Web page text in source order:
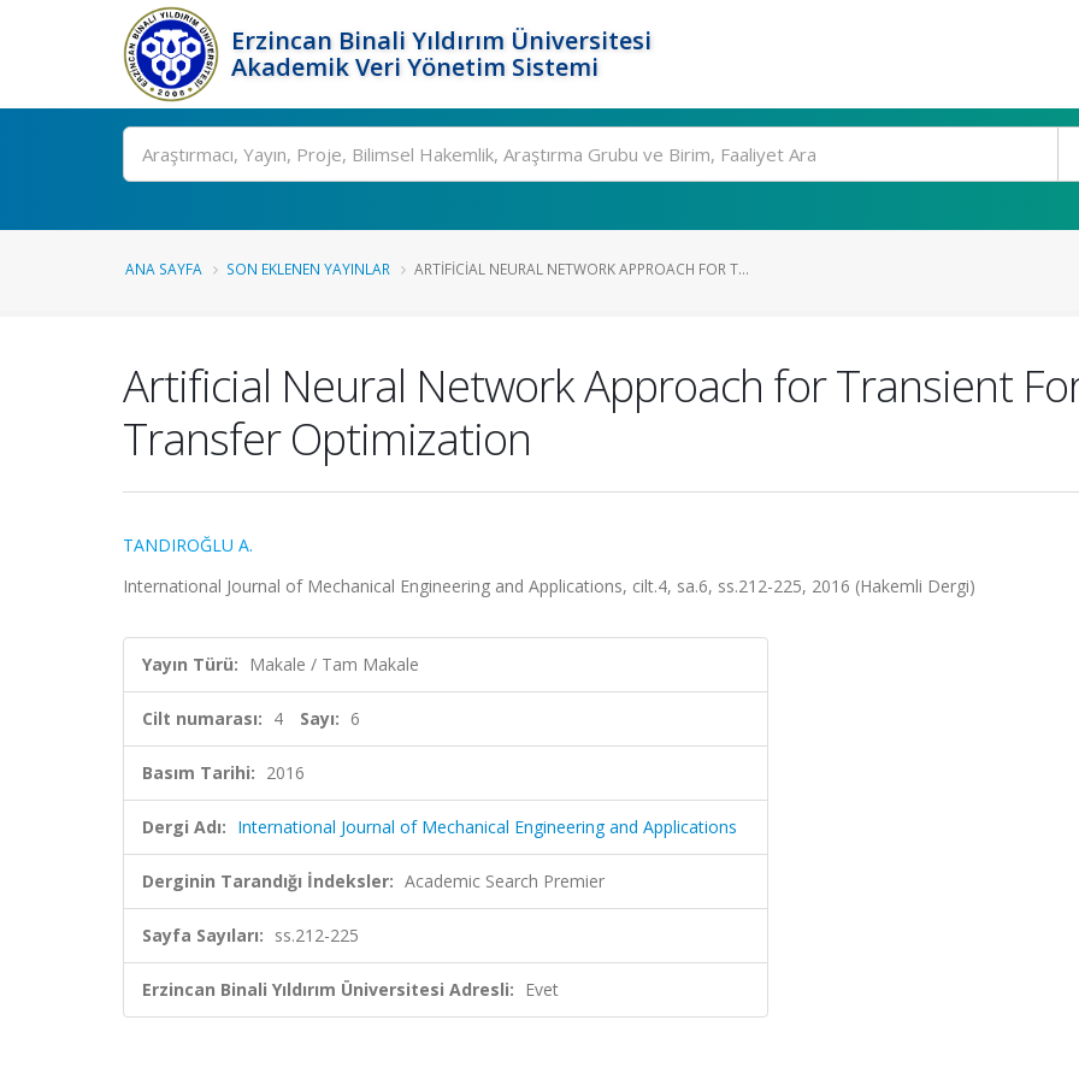
Erzincan Binali Yıldırım Üniversitesi
Akademik Veri Yönetim Sistemi
Ara
ANA SAYFA SON EKLENEN YAYINLAR ARTIFICIAL NEURAL NETWORK APPROACH FOR T...
Artificial Neural Network Approach for Transient
Transfer Optimization
TANDIROĞLU A.
International Journal of Mechanical Engineering and Applications, cilt.4, sa.6, ss.212-225, 2016 (Hakemli Dergi)
Yayın Türü: Makale / Tam Makale
Cilt numarası: 4 Sayı: 6
Basım Tarihi: 2016
Dergi Adı: International Journal of Mechanical Engineering and Applications
Derginin Tarandığı İndeksler: Academic Search Premier
Sayfa Sayıları: ss.212-225
Erzincan Binali Yıldırım Üniversitesi Adresli: Evet